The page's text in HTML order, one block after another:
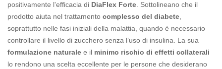
positivamente l'efficacia di DiaFlex Forte. Sottolineano che il
prodotto aiuta nel trattamento complesso del diabete,
soprattutto nelle fasi iniziali della malattia, quando è necessario
controllare il livello di zucchero senza l’uso di insulina. La sua
formulazione naturale e il minimo rischio di effetti collaterali
lo rendono una scelta eccellente per le persone che desiderano